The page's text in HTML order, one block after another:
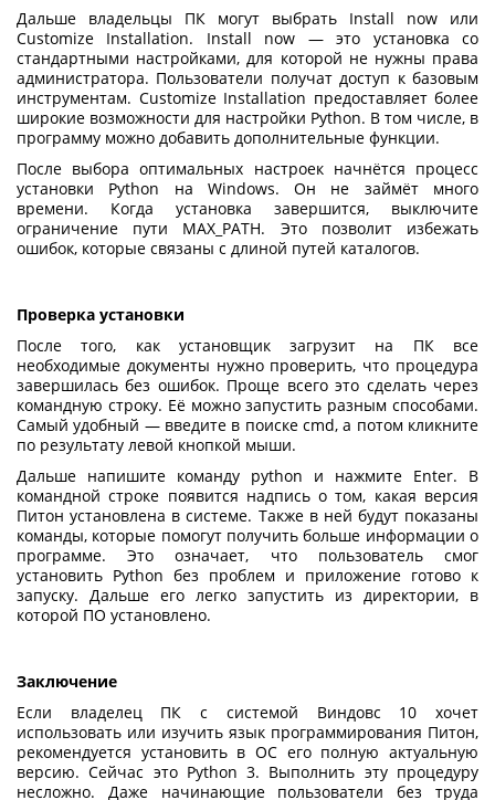
Дальше владельцы ПК могут выбрать Install now или
Customize Installation. Install now — это установка со
стандартными настройками, для которой не нужны права
администратора. Пользователи получат доступ к базовым
инструментам. Customize Installation предоставляет более
широкие возможности для настройки Python. В том числе, в
программу можно добавить дополнительные функции.
После выбора оптимальных настроек начнётся процесс
установки Python на Windows. Он не займёт много
времени. Когда установка завершится, выключите
ограничение пути MAX_PATH. Это позволит избежать
ошибок, которые связаны с длиной путей каталогов.
Проверка установки
После того, как установщик загрузит на ПК все
необходимые документы нужно проверить, что процедура
завершилась без ошибок. Проще всего это сделать через
командную строку. Её можно запустить разным способами.
Самый удобный — введите в поиске cmd, а потом кликните
по результату левой кнопкой мыши.
Дальше напишите команду python и нажмите Enter. В
командной строке появится надпись о том, какая версия
Питон установлена в системе. Также в ней будут показаны
команды, которые помогут получить больше информации о
программе. Это означает, что пользователь смог
установить Python без проблем и приложение готово к
запуску. Дальше его легко запустить из директории, в
которой ПО установлено.
Заключение
Если владелец ПК с системой Виндовс 10 хочет
использовать или изучить язык программирования Питон,
рекомендуется установить в ОС его полную актуальную
версию. Сейчас это Python 3. Выполнить эту процедуру
несложно. Даже начинающие пользователи без труда